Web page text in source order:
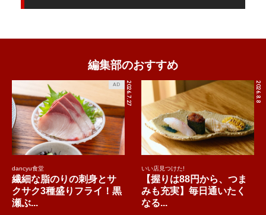
編集部のおすすめ
2026.7.27
AD
dancyu食堂
繊細な脂のりの刺身とサ
クサク3種盛りフライ！黒
瀬ぶ...
2026.8.8
いい店見つけた!
【握りは88円から、つま
みも充実】毎日通いたく
なる...